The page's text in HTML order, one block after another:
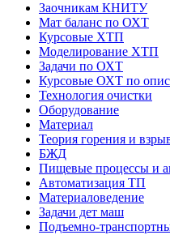
Заочникам КНИТУ
Мат баланс по ОХТ
Курсовые ХТП
Моделирование ХТП
Задачи по ОХТ
Курсовые ОХТ по
Технология очистки
Оборудование
Материал
Теория горения и
БЖД
Пищевые процессы и
Автоматизация ТП
Материаловедение
Задачи дет маш
Подъемно-